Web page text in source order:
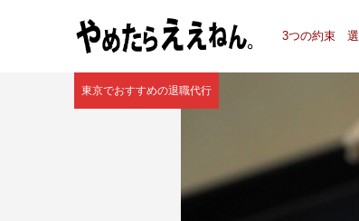
3つの約束
東京でおすすめの退職代行